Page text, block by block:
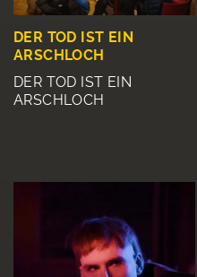
DER TOD IST EIN
ARSCHLOCH
DER TOD IST EIN
ARSCHLOCH